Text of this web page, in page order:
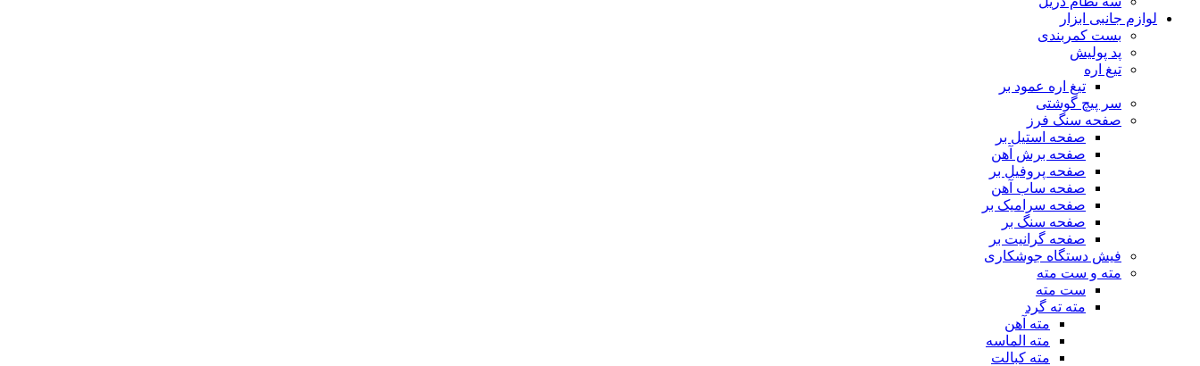
لوازم جانبی ابزار
بست کمربندی
پد پولیش
تیغ اره
تیغ اره عمود بر
سر پیچ گوشتی
صفحه سنگ فرز
صفحه استیل بر
صفحه برش آهن
صفحه پروفیل بر
صفحه ساب آهن
صفحه سرامیک بر
صفحه سنگ بر
صفحه گرانیت بر
فیش دستگاه جوشکاری
مته و ست مته
ست مته
مته ته گرد
مته آهن
مته الماسه
مته کبالت